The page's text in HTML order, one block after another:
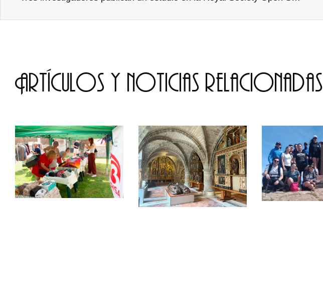
Artículos y noticias relacionadas